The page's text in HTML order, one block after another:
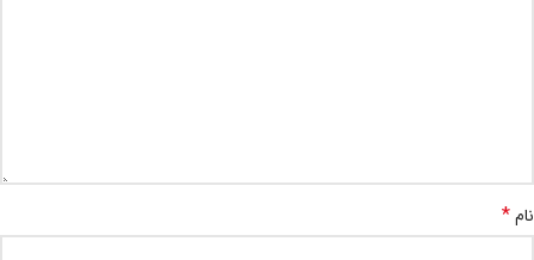
نام*